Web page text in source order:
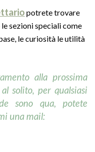
potrete trovare
sezioni speciali come
le curiosità le utilità
alla prossima
solito, per qualsiasi
sono qua, potete
una mail: